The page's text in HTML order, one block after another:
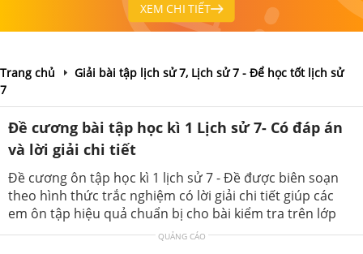
XEM CHI TIẾT
Trang chủ
Giải bài tập lịch sử 7, Lịch sử 7 - Để học tốt lịch sử
7
Đề cương bài tập học kì 1 Lịch sử 7- Có đáp án
và lời giải chi tiết
Đề cương ôn tập học kì 1 lịch sử 7 - Đề được biên soạn
theo hình thức trắc nghiệm có lời giải chi tiết giúp các
em ôn tập hiệu quả chuẩn bị cho bài kiểm tra trên lớp
QUẢNG CÁO